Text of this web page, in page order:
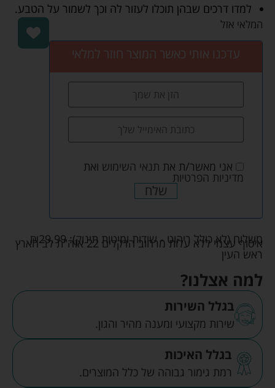
למדו דרכים שבהן תוכלו לעזור לה וכך לשמור על הטבע.
המלאי אזל
עדכנו אותי כאשר המוצר חוזר למלאי
אני מאשר/ת את תנאי השימוש ואת
מדיניות הפרטיות
שלח
משלוח (לא כולל ריהוט - שידות ומיטות תינוק): ₪29.99
איסוף עצמי ללא עלות מרחוב הדקלים 22 אזה"ת לב הארץ
ראש העין
למה אצלנו?
בגלל השירות
שירות מקצועי ומענה מהיר והגון.
בגלל האיכות
רמת גימור גבוהה של כלל המוצרים.